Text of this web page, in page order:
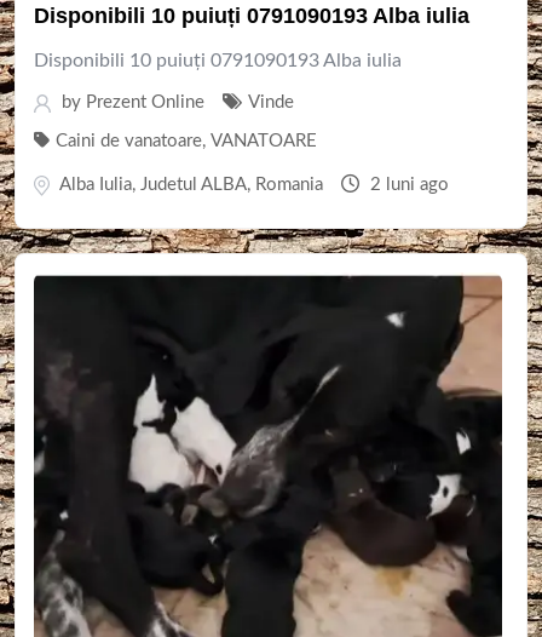
Disponibili 10 puiuți 0791090193 Alba iulia
Disponibili 10 puiuți 0791090193 Alba iulia
by Prezent Online Vinde
Caini de vanatoare, VANATOARE
Alba Iulia, Judetul ALBA, Romania 2 luni ago